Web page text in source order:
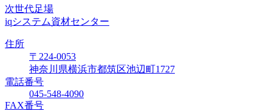
次世代足場
iqシステム資材センター
住所
〒224-0053
神奈川県横浜市都筑区池辺町1727
電話番号
045-548-4090
FAX番号